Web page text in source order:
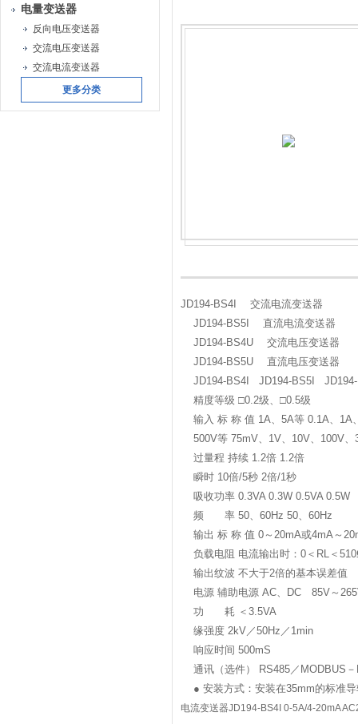
电量变送器
反向电压变送器
交流电压变送器
交流电流变送器
更多分类
JD194-BS4I 交流电流变送器
JD194-BS5I 直流电流变送器
JD194-BS4U 交流电压变送器
JD194-BS5U 直流电压变送器
JD194-BS4I JD194-BS5I JD194-
精度等级 □0.2级、□0.5级
输入 标 称 值 1A、5A等 0.1A、1A
500V等 75mV、1V、10V、100V、
过量程 持续 1.2倍 1.2倍
瞬时 10倍/5秒 2倍/1秒
吸收功率 0.3VA 0.3W 0.5VA 0.5W
频 率 50、60Hz 50、60Hz
输出 标 称 值 0～20mA或4mA～
负载电阻 电流输出时：0＜RL＜
输出纹波 不大于2倍的基本误差值
电源 辅助电源 AC、DC 85V～
功 耗 ＜3.5VA
缘强度 2kV／50Hz／1min
响应时间 500mS
通讯（选件） RS485／MODBUS
● 安装方式：安装在35mm的标准导
电流变送器JD194-BS4I 0-5A/4-20mA